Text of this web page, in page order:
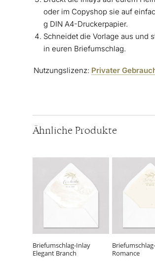
oder im Copyshop sie auf
g DIN A4-Druckerpapier.
Schneidet die Vorlage aus und
in euren Briefumschlag.
Nutzungslizenz: Privater
Ähnliche Produkte
Briefumschlag-Inlay
Elegant Branch
Produkt
weist
mehrere
Varianten
Optionen
können
auf
Romance
Produkt
weist
mehrere
Optionen
können
auf